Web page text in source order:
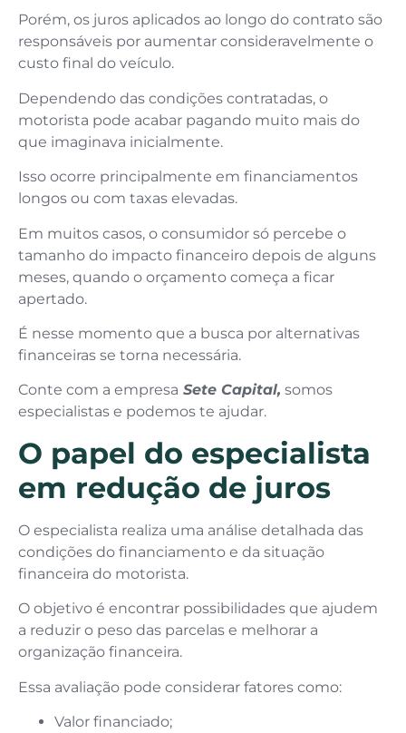
Porém, os juros aplicados ao longo do contrato são
responsáveis por aumentar consideravelmente o
custo final do veículo.
Dependendo das condições contratadas, o
motorista pode acabar pagando muito mais do
que imaginava inicialmente.
Isso ocorre principalmente em financiamentos
longos ou com taxas elevadas.
Em muitos casos, o consumidor só percebe o
tamanho do impacto financeiro depois de alguns
meses, quando o orçamento começa a ficar
apertado.
É nesse momento que a busca por alternativas
financeiras se torna necessária.
Conte com a empresa Sete Capital, somos
especialistas e podemos te ajudar.
O papel do especialista
em redução de juros
O especialista realiza uma análise detalhada das
condições do financiamento e da situação
financeira do motorista.
O objetivo é encontrar possibilidades que ajudem
a reduzir o peso das parcelas e melhorar a
organização financeira.
Essa avaliação pode considerar fatores como:
Valor financiado;